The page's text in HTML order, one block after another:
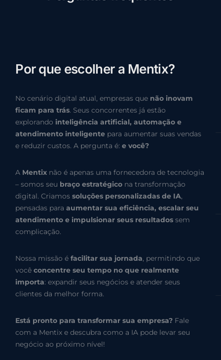
Por que escolher a Mentix?
No cenário digital atual, empresas que não inovam
ficam para trás. Seus concorrentes já estão
explorando inteligência artificial, automação e
atendimento inteligente para aumentar suas vendas
e reduzir custos. A pergunta é:e você?
A Mentix não é apenas uma fornecedora de tecnologia
– somos seu braço estratégico na transformação
digital. Criamossoluções personalizadas de IA,
pensadas paraaumentar sua eficiência, escalar seu
atendimento e impulsionar seus resultados sem
complicação.
Nossa missão éfacilitar sua jornada, permitindo que
vocêconcentre seu tempo no que realmente
importa: expandir seus negócios e atender seus
clientes da melhor forma.
Está pronto para transformar sua empresa? Fale
com a Mentix e descubra como a IA pode levar seu
negócio ao próximo nível!